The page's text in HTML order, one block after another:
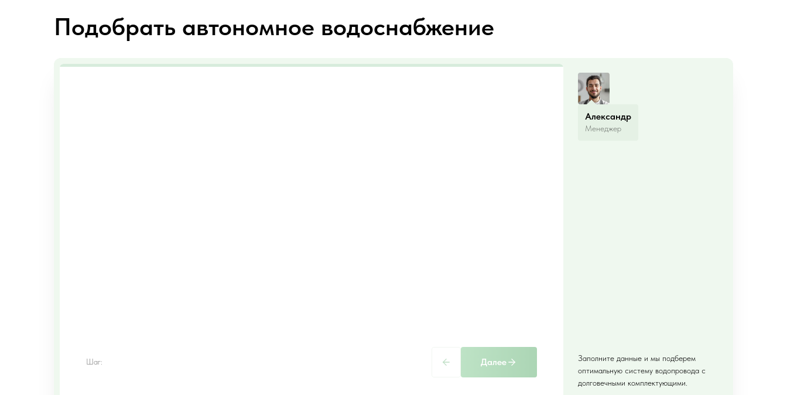
Подобрать автономное водоснабжение
Александр
Менеджер
Заполните данные и мы подберем
оптимальную систему водопровода с
долговечными комплектующими.
Шаг: Далее